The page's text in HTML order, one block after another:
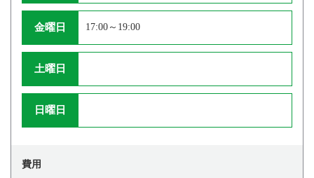
金曜日 17:00～19:00
土曜日
日曜日
費用